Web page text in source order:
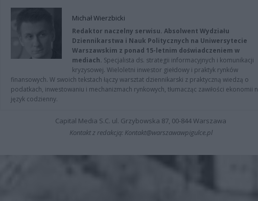
Michał Wierzbicki
Redaktor naczelny serwisu. Absolwent Wydziału
Dziennikarstwa i Nauk Politycznych na Uniwersytecie
Warszawskim z ponad 15-letnim doświadczeniem w
mediach. Specjalista ds. strategii informacyjnych i komunikacji
kryzysowej. Wieloletni inwestor giełdowy i praktyk rynków
finansowych. W swoich tekstach łączy warsztat dziennikarski z praktyczną wiedzą o
podatkach, inwestowaniu i mechanizmach rynkowych, tłumacząc zawiłości ekonomii
język codzienny.
Capital Media S.C. ul. Grzybowska 87, 00-844 Warszawa
Kontakt z redakcją: Kontakt@warszawawpigulce.pl